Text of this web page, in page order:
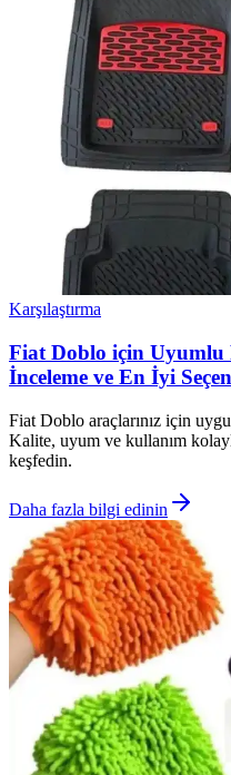
Karşılaştırma
Fiat Doblo için Uyumlu
İnceleme ve En İyi
Fiat Doblo araçlarınız için
Kalite, uyum ve kullanım
keşfedin.
Daha fazla bilgi edinin